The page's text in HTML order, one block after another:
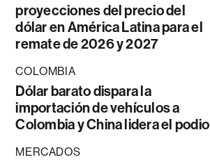
proyecciones del precio del
dólar en América Latina para el
remate de 2026 y 2027
COLOMBIA
Dólar barato dispara la
importación de vehículos a
Colombia y China lidera el podio
MERCADOS